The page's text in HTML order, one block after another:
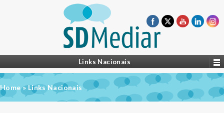
Links Nacionais
Home»Links Nacionais